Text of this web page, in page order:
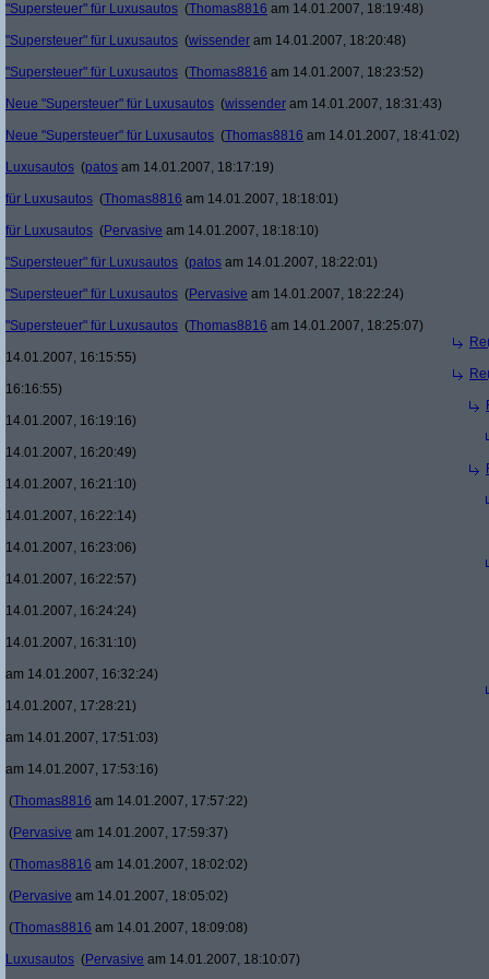
"Supersteuer" für Luxusautos (Thomas8816 am 14.01.2007, 18:19:48)
"Supersteuer" für Luxusautos (wissender am 14.01.2007, 18:20:48)
"Supersteuer" für Luxusautos (Thomas8816 am 14.01.2007, 18:23:52)
Neue "Supersteuer" für Luxusautos (wissender am 14.01.2007, 18:31:43)
Neue "Supersteuer" für Luxusautos (Thomas8816 am 14.01.2007, 18:41:02)
Luxusautos (patos am 14.01.2007, 18:17:19)
für Luxusautos (Thomas8816 am 14.01.2007, 18:18:01)
für Luxusautos (Pervasive am 14.01.2007, 18:18:10)
"Supersteuer" für Luxusautos (patos am 14.01.2007, 18:22:01)
"Supersteuer" für Luxusautos (Pervasive am 14.01.2007, 18:22:24)
"Supersteuer" für Luxusautos (Thomas8816 am 14.01.2007, 18:25:07)
14.01.2007, 16:15:55)
16:16:55)
14.01.2007, 16:19:16)
14.01.2007, 16:20:49)
14.01.2007, 16:21:10)
14.01.2007, 16:22:14)
14.01.2007, 16:23:06)
14.01.2007, 16:22:57)
14.01.2007, 16:24:24)
14.01.2007, 16:31:10)
am 14.01.2007, 16:32:24)
14.01.2007, 17:28:21)
am 14.01.2007, 17:51:03)
am 14.01.2007, 17:53:16)
(Thomas8816 am 14.01.2007, 17:57:22)
(Pervasive am 14.01.2007, 17:59:37)
(Thomas8816 am 14.01.2007, 18:02:02)
(Pervasive am 14.01.2007, 18:05:02)
(Thomas8816 am 14.01.2007, 18:09:08)
Luxusautos (Pervasive am 14.01.2007, 18:10:07)